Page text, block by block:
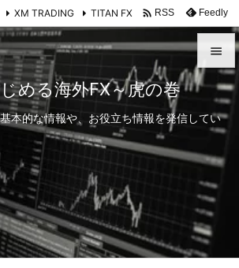
める海外FX～虎の巻
本的な情報や、お役立ち情報を発信してい


メニュ


前へ


検索
XM TRADING TITAN FX  RSS Feedly